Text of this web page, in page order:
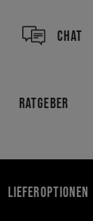
CHAT
RATGEBER
LIEFEROPTIONEN